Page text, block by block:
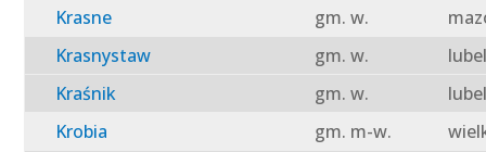
Krasne
gm. w.
Krasnystaw
gm. w.
Kraśnik
gm. w.
Krobia
gm. m-w.